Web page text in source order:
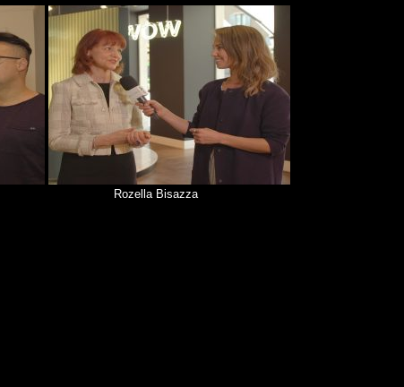
Rozella Bisazza